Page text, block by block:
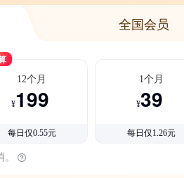
全国会员
12个月
¥199
每日仅0.55元
1个月
¥39
每日仅1.26元